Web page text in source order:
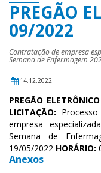
PREGÃO
09/2022
Contratação de empresa
Semana de Enfermagem
14.12.2022
PREGÃO
LICITAÇÃO:
empresa
Semana de
19/05/2022 HORÁRIO:
Anexos